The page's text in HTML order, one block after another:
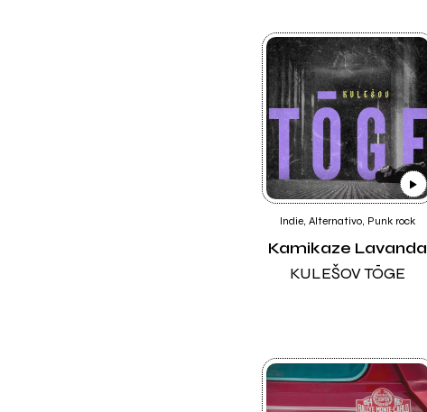
Indie, Alternativo, Punk rock
Kamikaze Lavanda
KULEŠOV TŌGE